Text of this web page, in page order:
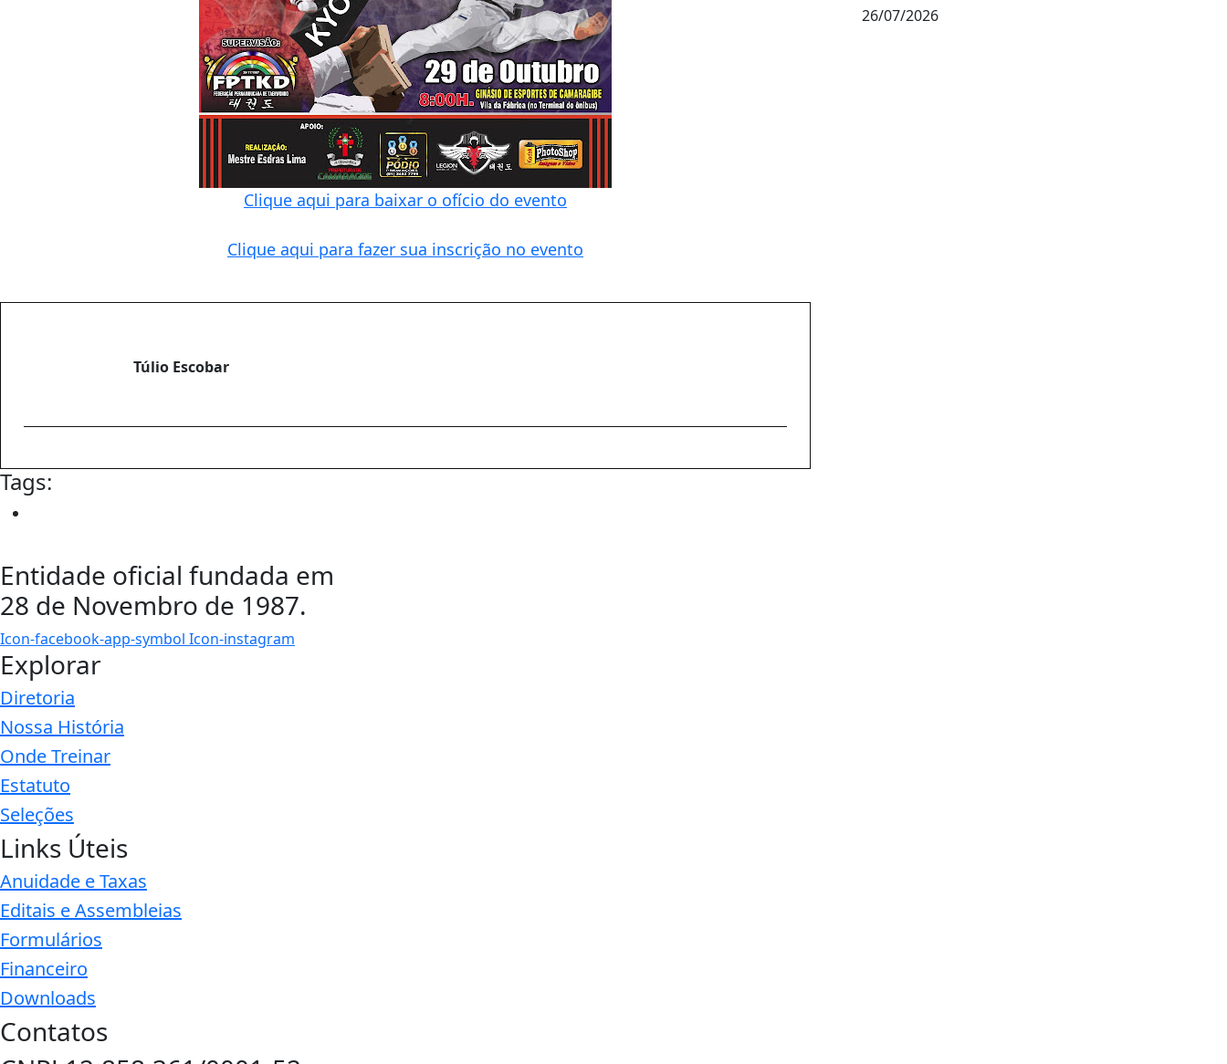
Clique aqui para baixar o ofício do evento
Clique aqui para fazer sua inscrição no evento
Túlio Escobar
Tags:
26/07/2026
Entidade oficial fundada em
28 de Novembro de 1987.
Icon-facebook-app-symbol Icon-instagram
Explorar
Diretoria
Nossa História
Onde Treinar
Estatuto
Seleções
Links Úteis
Anuidade e Taxas
Editais e Assembleias
Formulários
Financeiro
Downloads
Contatos